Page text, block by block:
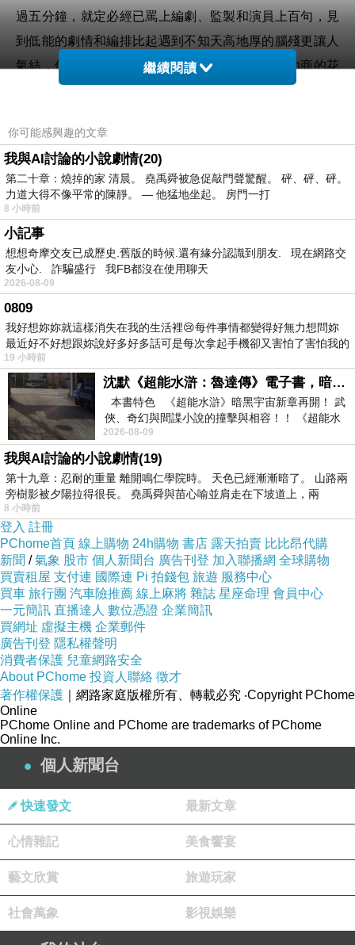
過五分鐘，就定必經已罵上編劇、監製和演員上百句，見
到低能的劇情和編排比起遇到不知天高地厚的腦殘更讓人
氣結，像現在播映的大型廣告片《巨輪》，除贊助商的花
心思調研，除了“是是旦旦”四個字，實也找不到其他形容
了。
幾年來，有個綽號和名字都教人印象深刻的“魔童”王
維基，創辦了香港電視，說要爭取免費電視牌照，創作高
質素電視劇。作為香港電視劇奶大的澳門觀眾，我實在萬
分期待，縱未至於天真到認為他可終結無線霸權，至少也
能弄幾套可影響慣性收視的作品出來吧！香港電視也不負
眾望，單看他們製作的電視劇片花已覺劇力萬鈞，好鬼吸
引。
人算不如天算，幾天前緊追有關發牌的記者會消息，
結果倒抽一口涼氣，就有如無意中得悉周秀娜原來是由朱
咪咪假扮一樣，實在接受不到！不少澳門人與我一樣，心
情一下子沉重，與香港居民站在同一陣線上，有朋友更表
示要參與香港的遊行。
我感到電視機一下子血跡斑斑，我萬分無助，於是在
網上搜到了香港電視製作的劇集《警界線》，原來第一集
已於幾月前賣大包放在網上給觀眾先睹為快。我本只打算
看一兩分鐘，卻被吸引而一下子看完了，劇集不算頂班，
不過製作已達一般港產片質素，劇情的緊湊、懸念的迭
起、場景的調度、氣氛的渲染及角色的演技，足以令TVB
變成ATV。單看廖啟智與林嘉華爐火純青的演出，就覺得
那一小時物超所值。
廖啟智是我人生啟蒙時期已認識的男藝員，看到他有
先天的親切感，就像很多人見到紅色的毛伯伯一樣。近
年，智叔參與了不少電影演出，《殺破狼》、《C+偵探》
系列、《証人》、《線人》及《逆戰》等等，我都看過
慘，不是死就是殘，只要他出場，你就知道一場腥風血雨
正在等候他。
《警界線》中，廖啟智釋演的杜一飛是個無間道，本
身就充滿了懸念，這一刻，我真的好想看完《警界線》，
繼續閱讀
你可能感興趣的文章
我與AI討論的小說劇情(20)
第二十章：燒掉的家 清晨。 堯禹舜被急促敲門聲驚醒。 砰、砰、砰。
力道大得不像平常的陳靜。 — 他猛地坐起。 房門一打
8 小時前
小記事
想想奇摩交友已成歷史.舊版的時候.還有緣分認識到朋友. 現在網路交
友小心. 詐騙盛行 我FB都沒在使用聊天
2026-08-09
0809
我好想妳妳就這樣消失在我的生活裡😢每件事情都變得好無力想問妳
最近好不好想跟妳說好多好多話可是每次拿起手機卻又害怕了害怕我的
出現
19 小時前
沈默《超能水滸：魯達傳》電子書，暗黑宇宙新章，一一五年八月璀璨上架！
本書特色 《超能水滸》暗黑宇宙新章再開！ 武
俠、奇幻與間諜小說的撞擊與相容！！ 《超能水
滸》系列第四部
2026-08-09
我與AI討論的小說劇情(19)
第十九章：忍耐的重量 離開鳴仁學院時。 天色已經漸漸暗了。 山路兩
旁樹影被夕陽拉得很長。 堯禹舜與苗心喻並肩走在下坡道上，兩
8 小時前
登入 註冊
PChome首頁 線上購物 24h購物 書店 露天拍賣 比比昂代購
新聞 /氣象 股市 個人新聞台 廣告刊登 加入聯播網 全球購物
買賣租屋 支付連 國際連 Pi 拍錢包 旅遊 服務中心
買車 旅行團 汽車險推薦 線上麻將 雜誌 星座命理 會員中心
一元簡訊 直播達人 數位憑證 企業簡訊
買網址 虛擬主機 企業郵件
廣告刊登 隱私權聲明
消費者保護 兒童網路安全
About PChome 投資人聯絡 徵才
著作權保護 ｜網路家庭版權所有、轉載必究 ‧Copyright PChome
Online
PChome Online and PChome are trademarks of PChome
Online Inc.
個人新聞台
快速發文 最新文章
心情雜記 美食饗宴
藝文欣賞 旅遊玩家
社會萬象 影視娛樂